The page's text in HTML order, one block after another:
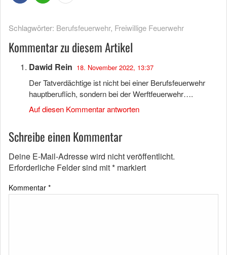
Schlagwörter: Berufsfeuerwehr, Freiwillige Feuerwehr
Kommentar zu diesem Artikel
Dawid Rein 18. November 2022, 13:37
Der Tatverdächtige ist nicht bei einer Berufsfeuerwehr
hauptberuflich, sondern bei der Werftfeuerwehr….
Auf diesen Kommentar antworten
Schreibe einen Kommentar
Deine E-Mail-Adresse wird nicht veröffentlicht.
Erforderliche Felder sind mit* markiert
Kommentar *